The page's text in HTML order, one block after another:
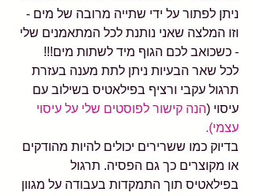
ניתן לפתור על ידי שתייה מרובה של מים -
וזו המלצה שאני נותנת לכל המתאמנים שלי
- כשכואב לכם הגוף מיד לשתות מים!!!
לכל שאר הבעיות ניתן לתת מענה בעזרת
תרגול עקבי ורציף בפילאטיס בשילוב עם
עיסוי (הנה קישור לפוסטים שלי על עיסוי
עצמי).
בדיוק כמו ששרירים יכולים להיות מהודקים
או מקוצרים כך גם הפסיה. תרגול
בפילאטיס תוך התמקדות בעבודה על מגוון